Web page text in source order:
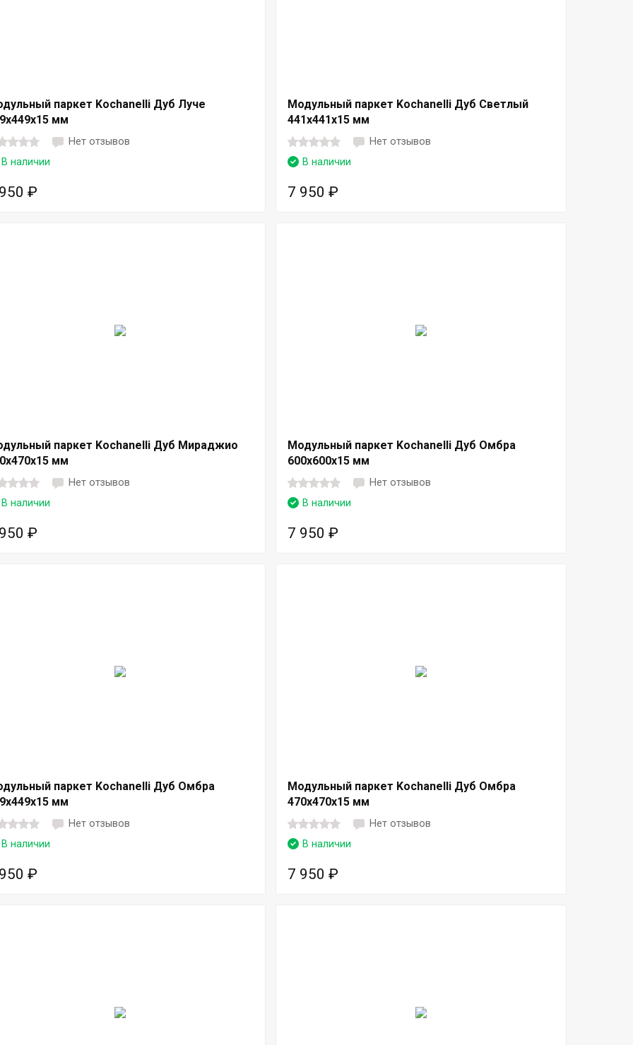
паркет Kochanelli Дуб Луче
мм
Нет отзывов
В наличии
₽
Модульный паркет Kochanelli Дуб Светлый
441x441x15 мм
Нет отзывов
В наличии
7 950 ₽
паркет Kochanelli Дуб Мираджио
мм
Нет отзывов
В наличии
₽
Модульный паркет Kochanelli Дуб Омбра
600х600х15 мм
Нет отзывов
В наличии
7 950 ₽
паркет Kochanelli Дуб Омбра
мм
Нет отзывов
В наличии
₽
Модульный паркет Kochanelli Дуб Омбра
470х470х15 мм
Нет отзывов
В наличии
7 950 ₽